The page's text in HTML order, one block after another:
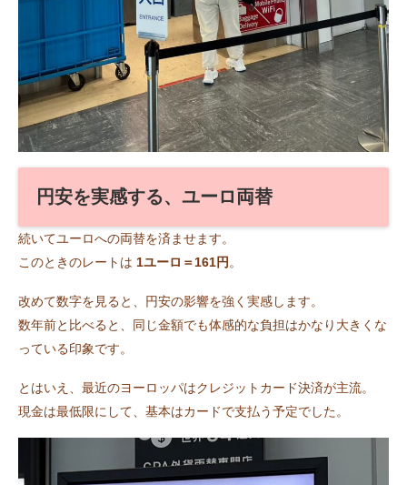
円安を実感する、ユーロ両替
続いてユーロへの両替を済ませます。
このときのレートは 1ユーロ＝161円 。
改めて数字を見ると、円安の影響を強く実感します。
数年前と比べると、同じ金額でも体感的な負担はかなり大きくな
っている印象です。
とはいえ、最近のヨーロッパはクレジットカード決済が主流。
現金は最低限にして、基本はカードで支払う予定でした。